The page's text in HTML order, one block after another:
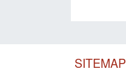
SITEMAP